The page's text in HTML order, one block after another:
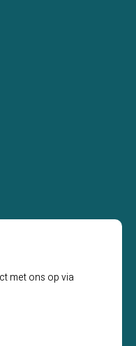
met ons op via